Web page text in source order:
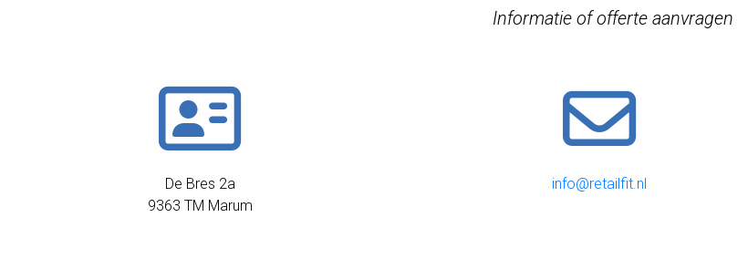
Informatie of offerte aanvragen
De Bres 2a
9363 TM Marum
info@retailfit.nl